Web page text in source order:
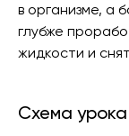
в организме, а
глубже
жидкости и
Схема урока